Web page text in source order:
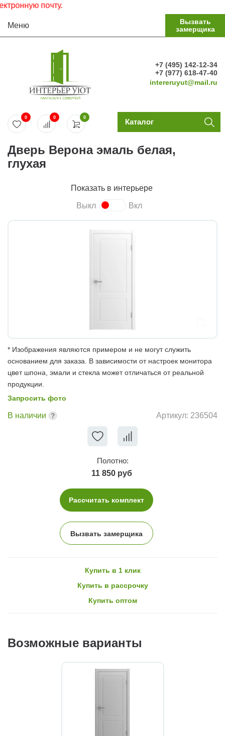
почту.
Меню
Вызвать
замерщика
+7 (495) 142-12-34
+7 (977) 618-47-40
intereruyut@mail.ru
0
0 0 Каталог
Дверь Верона эмаль белая,
глухая
Показать в интерьере
Выкл Вкл
* Изображения являются примером и не могут служить
основанием для заказа. В зависимости от настроек монитора
цвет шпона, эмали и стекла может отличаться от реальной
продукции.
Запросить фото
В наличии Артикул: 236504
Полотно:
11 850 руб
Рассчитать комплект
Вызвать замерщика
Купить в 1 клик
Купить в рассрочку
Купить оптом
Возможные варианты